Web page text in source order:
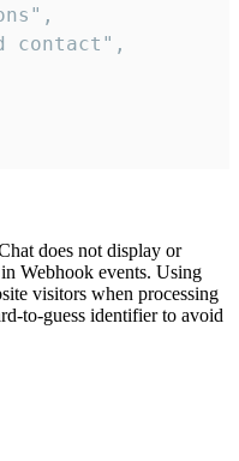
contact",
does not display or
Webhook events. Using
visitors when processing
to-guess identifier to avoid